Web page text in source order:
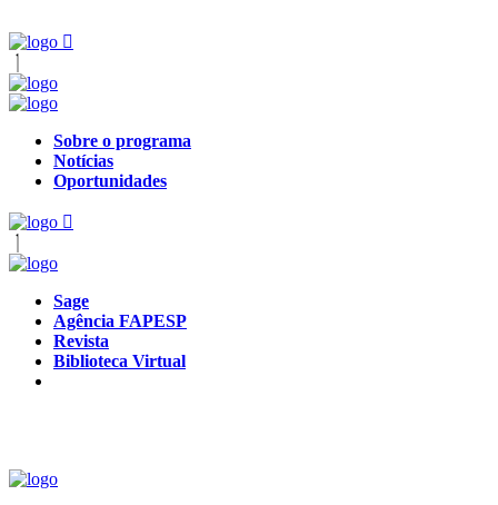
Sobre o programa
Notícias
Oportunidades
Sage
Agência FAPESP
Revista
Biblioteca Virtual